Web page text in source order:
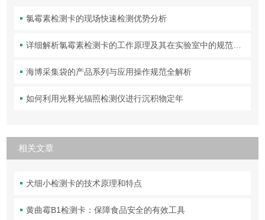
氯霉素检测卡的现场快速检测优势分析
详细解析氯霉素检测卡的工作原理及其在实验室中的规范操作与维护方法
海博采集袋的产品系列与应用操作规范全解析
如何利用光释光辐照检测仪进行沉积物定年
相关文章
犬细小检测卡的技术原理和特点
黄曲霉B1检测卡：保障食品安全的有效工具